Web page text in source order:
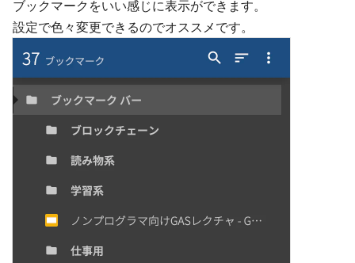
ブックマークをいい感じに表示ができます。
設定で色々変更できるのでオススメです。